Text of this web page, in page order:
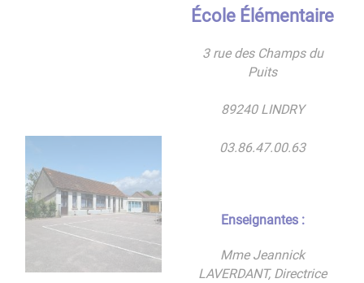
École Élémentaire
3 rue des Champs du
Puits
89240 LINDRY
03.86.47.00.63
Enseignantes :
Mme Jeannick
LAVERDANT, Directrice